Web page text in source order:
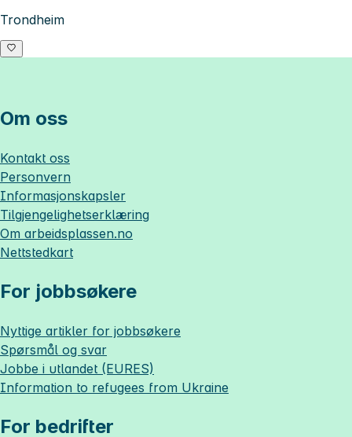
Trondheim
Om oss
Kontakt oss
Personvern
Informasjonskapsler
Tilgjengelighetserklæring
Om arbeidsplassen.no
Nettstedkart
For jobbsøkere
Nyttige artikler for jobbsøkere
Spørsmål og svar
Jobbe i utlandet (EURES)
Information to refugees from Ukraine
For bedrifter